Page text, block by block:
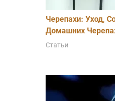
Черепахи: Уход,
Домашних
Статьи